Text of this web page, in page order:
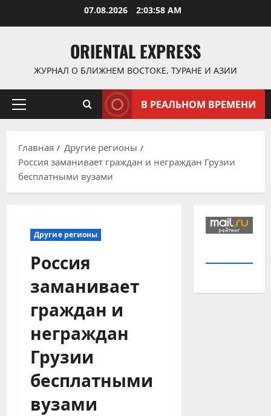
07.08.2026 2:03:59 AM
ORIENTAL EXPRESS
ЖУРНАЛ О БЛИЖНЕМ ВОСТОКЕ, ТУРАНЕ И АЗИИ
Основное
В РЕАЛЬНОМ ВРЕМЕНИ
Главная
Другие регионы
Россия заманивает граждан и неграждан Грузии
бесплатными вузами
Другие регионы
Россия
заманивает
граждан и
неграждан
Грузии
бесплатными
вузами